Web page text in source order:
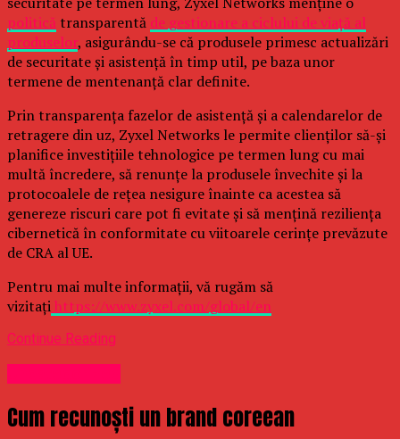
politică transparentă de gestionare a ciclului de viață al
produselor, asigurându-se că produsele primesc actualizări
de securitate și asistență în timp util, pe baza unor
termene de mentenanță clar definite.
Prin transparența fazelor de asistență și a calendarelor de
retragere din uz, Zyxel Networks le permite clienților să-și
planifice investițiile tehnologice pe termen lung cu mai
multă încredere, să renunțe la produsele învechite și la
protocoalele de rețea nesigure înainte ca acestea să
genereze riscuri care pot fi evitate și să mențină reziliența
cibernetică în conformitate cu viitoarele cerințe prevăzute
de CRA al UE.
Pentru mai multe informații, vă rugăm să
vizitațihttps://www.zyxel.com/global/en
Continue Reading
Cum recunoști un brand coreean